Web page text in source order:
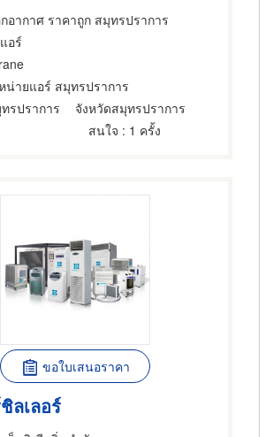
อากาศ ราคาถูก สมุทรปราการ
อร์
น่ายแอร์ สมุทรปราการ
รปราการ
จังหวัดสมุทรปราการ
สนใจ : 1 ครั้ง
ขอใบเสนอราคา
ลเลอร์